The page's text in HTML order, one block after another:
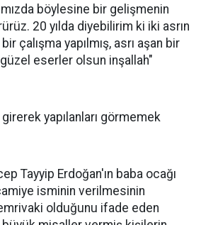
böylesine bir gelişmenin
20 yılda diyebilirim ki iki asrın
çalışma yapılmış, asrı aşan bir
eserler olsun inşallah"
yapılanları görmemek
Tayyip Erdoğan'ın baba ocağı
isminin verilmesinin
olduğunu ifade eden